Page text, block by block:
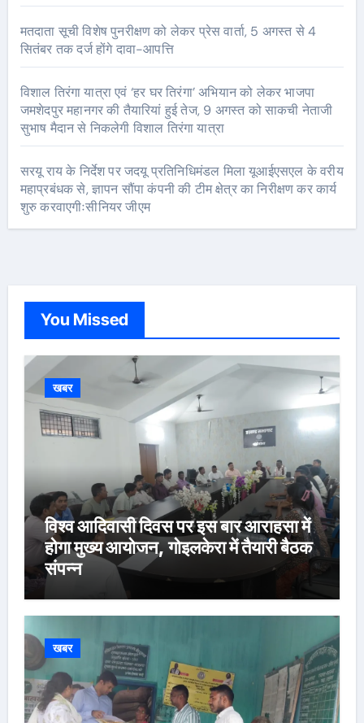
मतदाता सूची विशेष पुनरीक्षण को लेकर प्रेस वार्ता, 5 अगस्त से 4
सितंबर तक दर्ज होंगे दावा-आपत्ति
विशाल तिरंगा यात्रा एवं ‘हर घर तिरंगा’ अभियान को लेकर भाजपा
जमशेदपुर महानगर की तैयारियां हुई तेज, 9 अगस्त को साकची नेताजी
सुभाष मैदान से निकलेगी विशाल तिरंगा यात्रा
सरयू राय के निर्देश पर जदयू प्रतिनिधिमंडल मिला यूआईएसएल के वरीय
महाप्रबंधक से, ज्ञापन सौंपा कंपनी की टीम क्षेत्र का निरीक्षण कर कार्य
शुरु करवाएगीःसीनियर जीएम
You Missed
खबर
विश्व आदिवासी दिवस पर इस बार आराहसा में
होगा मुख्य आयोजन, गोइलकेरा में तैयारी बैठक
संपन्न
खबर